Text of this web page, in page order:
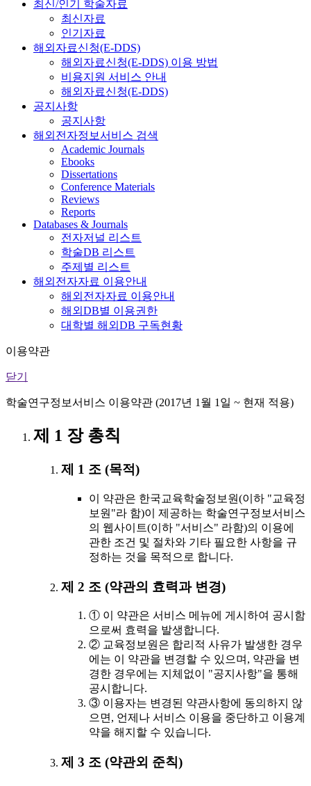
최신/인기 학술자료
최신자료
인기자료
해외자료신청(E-DDS)
해외자료신청(E-DDS) 이용 방법
비용지원 서비스 안내
해외자료신청(E-DDS)
공지사항
공지사항
해외전자정보서비스 검색
Academic Journals
Ebooks
Dissertations
Conference Materials
Reviews
Reports
Databases & Journals
전자저널 리스트
학술DB 리스트
주제별 리스트
해외전자자료 이용안내
해외전자자료 이용안내
해외DB별 이용권한
대학별 해외DB 구독현황
이용약관
닫기
학술연구정보서비스 이용약관 (2017년 1월 1일 ~ 현재 적용)
제 1 장 총칙
제 1 조 (목적)
이 약관은 한국교육학술정보원(이하 "교육정
보원"라 함)이 제공하는 학술연구정보서비스
의 웹사이트(이하 "서비스" 라함)의 이용에
관한 조건 및 절차와 기타 필요한 사항을 규
정하는 것을 목적으로 합니다.
제 2 조 (약관의 효력과 변경)
① 이 약관은 서비스 메뉴에 게시하여 공시함
으로써 효력을 발생합니다.
② 교육정보원은 합리적 사유가 발생한 경우
에는 이 약관을 변경할 수 있으며, 약관을 변
경한 경우에는 지체없이 "공지사항"을 통해
공시합니다.
③ 이용자는 변경된 약관사항에 동의하지 않
으면, 언제나 서비스 이용을 중단하고 이용계
약을 해지할 수 있습니다.
제 3 조 (약관외 준칙)